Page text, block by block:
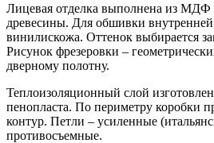
Лицевая отделка выполнена из МДФ
древесины. Для обшивки внутренней
винилискожа. Оттенок выбирается
Рисунок фрезеровки –
дверному полотну.
Теплоизоляционный слой
пенопласта. По периметру коробки
контур. Петли – усиленные
противосъемные.